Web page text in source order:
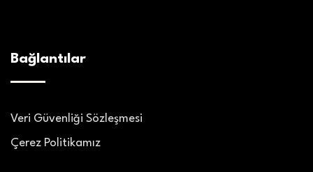
Bağlantılar
Veri Güvenliği Sözleşmesi
Çerez Politikamız